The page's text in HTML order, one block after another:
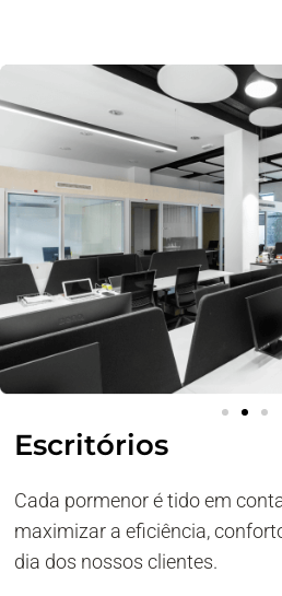
Escritórios
Cada pormenor é tido em
maximizar a eficiência,
dia dos nossos clientes.